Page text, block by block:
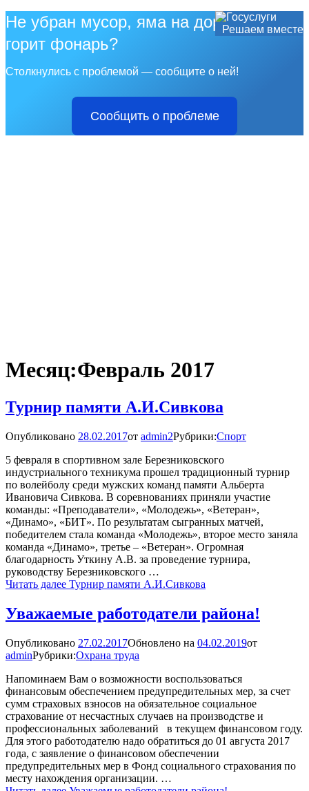
Решаем вместе
Не убран мусор, яма на дороге, не
горит фонарь?
Столкнулись с проблемой — сообщите о ней!
Сообщить о проблеме
Месяц:Февраль 2017
Турнир памяти А.И.Сивкова
Опубликовано 28.02.2017от admin2Рубрики:Спорт
5 февраля в спортивном зале Березниковского
индустриального техникума прошел традиционный турнир
по волейболу среди мужских команд памяти Альберта
Ивановича Сивкова. В соревнованиях приняли участие
команды: «Преподаватели», «Молодежь», «Ветеран»,
«Динамо», «БИТ». По результатам сыгранных матчей,
победителем стала команда «Молодежь», второе место заняла
команда «Динамо», третье – «Ветеран». Огромная
благодарность Уткину А.В. за проведение турнира,
руководству Березниковского …
Читать далее Турнир памяти А.И.Сивкова
Уважаемые работодатели района!
Опубликовано 27.02.2017Обновлено на 04.02.2019от
adminРубрики:Охрана труда
Напоминаем Вам о возможности воспользоваться
финансовым обеспечением предупредительных мер, за счет
сумм страховых взносов на обязательное социальное
страхование от несчастных случаев на производстве и
профессиональных заболеваний в текущем финансовом году.
Для этого работодателю надо обратиться до 01 августа 2017
года, с заявление о финансовом обеспечении
предупредительных мер в Фонд социального страхования по
месту нахождения организации. …